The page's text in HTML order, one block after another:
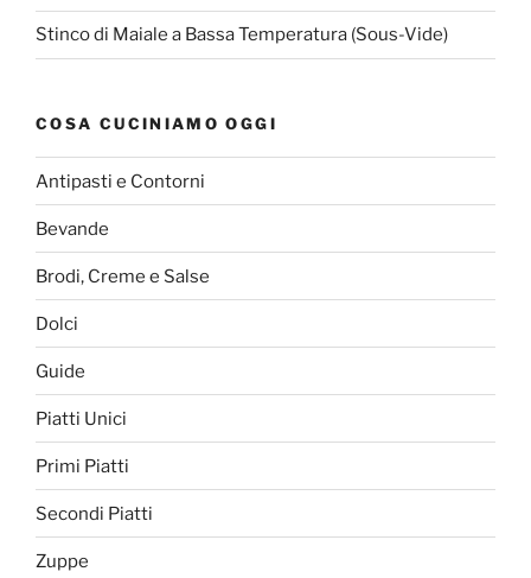
Stinco di Maiale a Bassa Temperatura (Sous-Vide)
COSA CUCINIAMO OGGI
Antipasti e Contorni
Bevande
Brodi, Creme e Salse
Dolci
Guide
Piatti Unici
Primi Piatti
Secondi Piatti
Zuppe